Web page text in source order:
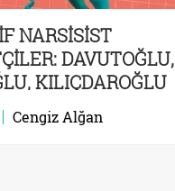
NARSİSİST
DAVUTOĞLU,
KILIÇDAROĞLU
Cengiz Alğan